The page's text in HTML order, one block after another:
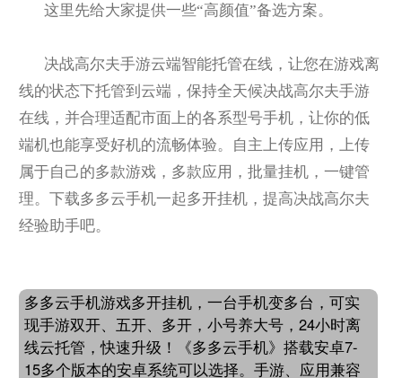
这里先给大家提供一些“高颜值”备选方案。
决战高尔夫手游云端智能托管在线，让您在游戏离
线的状态下托管到云端，保持全天候决战高尔夫手游
在线，并合理适配市面上的各系型号手机，让你的低
端机也能享受好机的流畅体验。自主上传应用，上传
属于自己的多款游戏，多款应用，批量挂机，一键管
理。下载多多云手机一起多开挂机，提高决战高尔夫
经验助手吧。
多多云手机游戏多开挂机，一台手机变多台，可实
现手游双开、五开、多开，小号养大号，24小时离
线云托管，快速升级！《多多云手机》搭载安卓7-
15多个版本的安卓系统可以选择。手游、应用兼容